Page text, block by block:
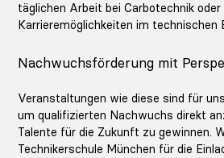
täglichen Arbeit bei Carbotechnik oder
Karrieremöglichkeiten im technischen
Nachwuchsförderung mit
Veranstaltungen wie diese sind für
um qualifizierten Nachwuchs direkt
Talente für die Zukunft zu gewinnen.
Technikerschule München für die